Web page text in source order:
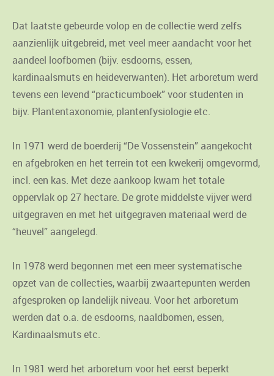
Dat laatste gebeurde volop en de collectie werd zelfs
aanzienlijk uitgebreid, met veel meer aandacht voor het
aandeel loofbomen (bijv. esdoorns, essen,
kardinaalsmuts en heideverwanten). Het arboretum werd
tevens een levend “practicumboek” voor studenten in
bijv. Plantentaxonomie, plantenfysiologie etc.
In 1971 werd de boerderij “De Vossenstein” aangekocht
en afgebroken en het terrein tot een kwekerij omgevormd,
incl. een kas. Met deze aankoop kwam het totale
oppervlak op 27 hectare. De grote middelste vijver werd
uitgegraven en met het uitgegraven materiaal werd de
“heuvel” aangelegd.
In 1978 werd begonnen met een meer systematische
opzet van de collecties, waarbij zwaartepunten werden
afgesproken op landelijk niveau. Voor het arboretum
werden dat o.a. de esdoorns, naaldbomen, essen,
Kardinaalsmuts etc.
In 1981 werd het arboretum voor het eerst beperkt